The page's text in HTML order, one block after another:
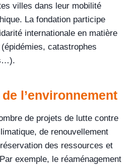
villes dans leur mobilité
La fondation participe
internationale en matière
(épidémies, catastrophes
l’environnement
de projets de lutte contre
de renouvellement
des ressources et
exemple, le réaménagement